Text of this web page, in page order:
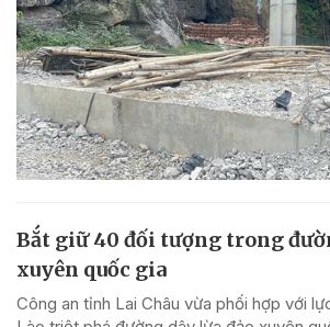
Bắt giữ 40 đối tượng trong
xuyên quốc gia
Công an tỉnh Lai Châu vừa phối hợp với